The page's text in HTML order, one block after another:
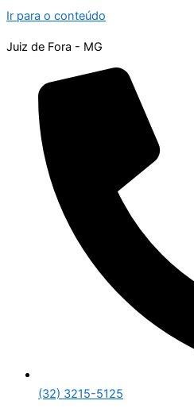
Ir para o conteúdo
Juiz de Fora - MG
(32) 3215-5125